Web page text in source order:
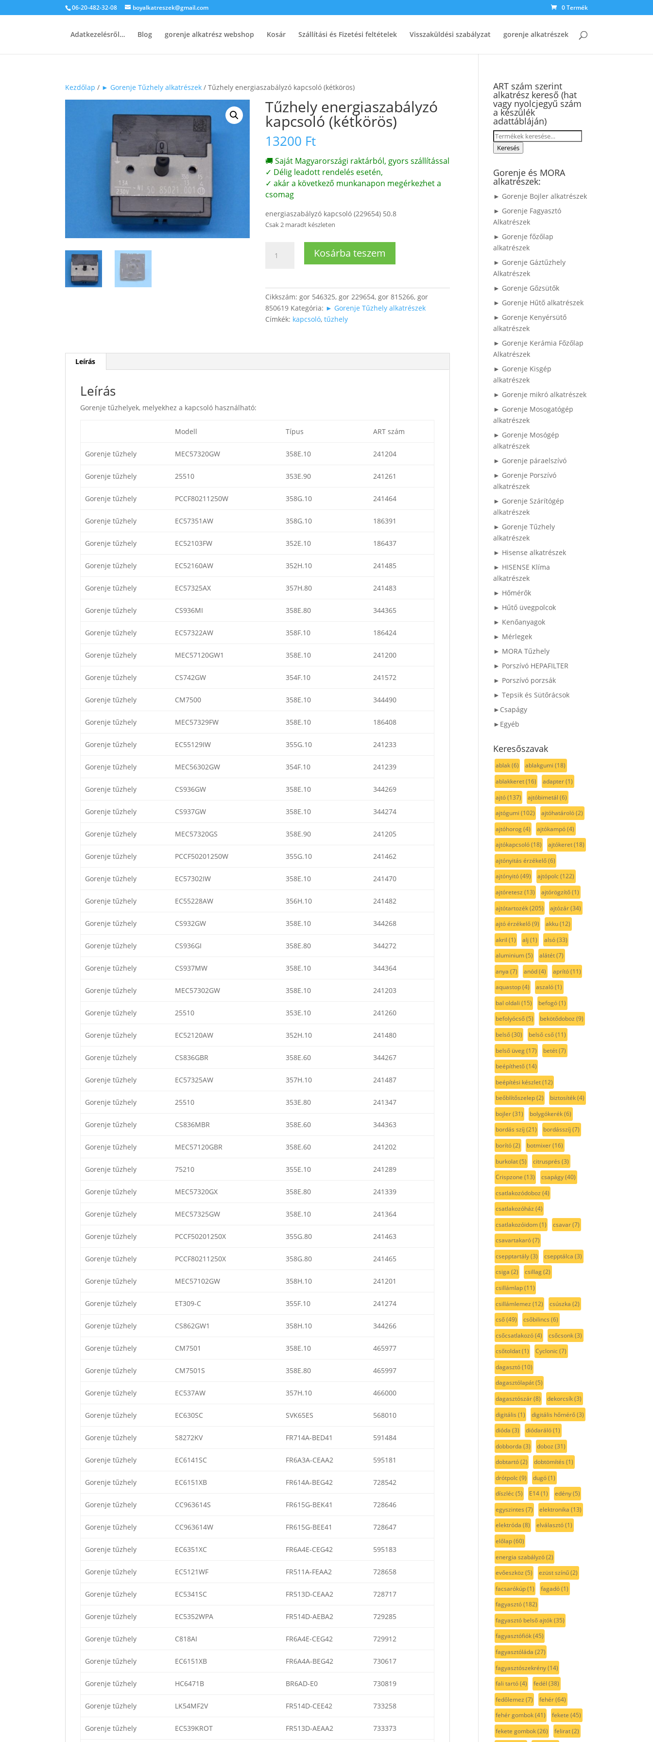
06-20-482-32-08 boyalkatreszek@gmail.com 0 Termék
Adatkezelésről… Blog gorenje alkatrész webshop Kosár Szállítási és Fizetési feltételek Visszaküldési szabályzat gorenje alkatrészek
Kezdőlap / ► Gorenje Tűzhely alkatrészek / Tűzhely energiaszabályzó kapcsoló (kétkörös)
Tűzhely energiaszabályzó
kapcsoló (kétkörös)
13200 Ft
🚚 Saját Magyarországi raktárból, gyors szállítással
✓ Délig leadott rendelés esetén,
✓ akár a következő munkanapon megérkezhet a
csomag
energiaszabályzó kapcsoló (229654) 50.8
Csak 2 maradt készleten
energiaszabályzó
mennyiség
Kosárba teszem
Cikkszám:gor 546325, gor 229654, gor 815266, gor
850619 Kategória: ► Gorenje Tűzhely alkatrészek
Címkék: kapcsoló,tűzhely
Leírás
Leírás
Gorenje tűzhelyek, melyekhez a kapcsoló használható:
Modell Típus ART szám
Gorenje tűzhely MEC57320GW 358E.10 241204
Gorenje tűzhely 25510 353E.90 241261
Gorenje tűzhely PCCF80211250W 358G.10 241464
Gorenje tűzhely EC57351AW 358G.10 186391
Gorenje tűzhely EC52103FW 352E.10 186437
Gorenje tűzhely EC52160AW 352H.10 241485
Gorenje tűzhely EC57325AX 357H.80 241483
Gorenje tűzhely CS936MI 358E.80 344365
Gorenje tűzhely EC57322AW 358F.10 186424
Gorenje tűzhely MEC57120GW1 358E.10 241200
Gorenje tűzhely CS742GW 354F.10 241572
Gorenje tűzhely CM7500 358E.10 344490
Gorenje tűzhely MEC57329FW 358E.10 186408
Gorenje tűzhely EC55129IW 355G.10 241233
Gorenje tűzhely MEC56302GW 354F.10 241239
Gorenje tűzhely CS936GW 358E.10 344269
Gorenje tűzhely CS937GW 358E.10 344274
Gorenje tűzhely MEC57320GS 358E.90 241205
Gorenje tűzhely PCCF50201250W 355G.10 241462
Gorenje tűzhely EC57302IW 358E.10 241470
Gorenje tűzhely EC55228AW 356H.10 241482
Gorenje tűzhely CS932GW 358E.10 344268
Gorenje tűzhely CS936GI 358E.80 344272
Gorenje tűzhely CS937MW 358E.10 344364
Gorenje tűzhely MEC57302GW 358E.10 241203
Gorenje tűzhely 25510 353E.10 241260
Gorenje tűzhely EC52120AW 352H.10 241480
Gorenje tűzhely CS836GBR 358E.60 344267
Gorenje tűzhely EC57325AW 357H.10 241487
Gorenje tűzhely 25510 353E.80 241347
Gorenje tűzhely CS836MBR 358E.60 344363
Gorenje tűzhely MEC57120GBR 358E.60 241202
Gorenje tűzhely 75210 355E.10 241289
Gorenje tűzhely MEC57320GX 358E.80 241339
Gorenje tűzhely MEC57325GW 358E.10 241364
Gorenje tűzhely PCCF50201250X 355G.80 241463
Gorenje tűzhely PCCF80211250X 358G.80 241465
Gorenje tűzhely MEC57102GW 358H.10 241201
Gorenje tűzhely ET309-C 355F.10 241274
Gorenje tűzhely CS862GW1 358H.10 344266
Gorenje tűzhely CM7501 358E.10 465977
Gorenje tűzhely CM7501S 358E.80 465997
Gorenje tűzhely EC537AW 357H.10 466000
Gorenje tűzhely EC630SC SVK65ES 568010
Gorenje tűzhely S8272KV FR714A-BED41 591484
Gorenje tűzhely EC6141SC FR6A3A-CEAA2 595181
Gorenje tűzhely EC6151XB FR614A-BEG42 728542
Gorenje tűzhely CC963614S FR615G-BEK41 728646
Gorenje tűzhely CC963614W FR615G-BEE41 728647
Gorenje tűzhely EC6351XC FR6A4E-CEG42 595183
Gorenje tűzhely EC5121WF FR511A-FEAA2 728658
Gorenje tűzhely EC5341SC FR513D-CEAA2 728717
Gorenje tűzhely EC5352WPA FR514D-AEBA2 729285
Gorenje tűzhely C818AI FR6A4E-CEG42 729912
Gorenje tűzhely EC6151XB FR6A4A-BEG42 730617
Gorenje tűzhely HC6471B BR6AD-E0 730819
Gorenje tűzhely LK54MF2V FR514D-CEE42 733258
Gorenje tűzhely EC539KROT FR513D-AEAA2 733373
ART szám szerint
alkatrész kereső (hat
vagy nyolcjegyű szám
a készülék
adattábláján)
Keresés
a Keresés
Gorenje és MORA
alkatrészek:
► Gorenje Bojler alkatrészek
► Gorenje Fagyasztó
Alkatrészek
► Gorenje főzőlap
alkatrészek
► Gorenje Gáztűzhely
Alkatrészek
► Gorenje Gőzsütők
► Gorenje Hűtő alkatrészek
► Gorenje Kenyérsütő
alkatrészek
► Gorenje Kerámia Főzőlap
Alkatrészek
► Gorenje Kisgép
alkatrészek
► Gorenje mikró alkatrészek
► Gorenje Mosogatógép
alkatrészek
► Gorenje Mosógép
alkatrészek
► Gorenje páraelszívó
► Gorenje Porszívó
alkatrészek
► Gorenje Szárítógép
alkatrészek
► Gorenje Tűzhely
alkatrészek
► Hisense alkatrészek
► HISENSE Klíma
alkatrészek
► Hőmérők
► Hűtő üvegpolcok
► Kenőanyagok
► Mérlegek
► MORA Tűzhely
► Porszívó HEPAFILTER
► Porszívó porzsák
► Tepsik és Sütőrácsok
►Csapágy
►Egyéb
Keresőszavak
ablak(6) ablakgumi (18)
ablakkeret(16) adapter(1)
ajtó(137) ajtóbimetál (6)
ajtógumi (102) ajtóhatároló(2)
ajtóhorog(4) ajtókampó(4)
ajtókapcsoló(18) ajtókeret(18)
ajtónyitás érzékelő(6)
ajtónyitó(49) ajtópolc(122)
ajtóretesz (13) ajtórögzítő(1)
ajtótartozék(205) ajtózár(34)
ajtó érzékelő(9) akku(12)
akril (1) alj (1) alsó(33)
aluminium(5) alátét(7)
anya (7) anód(4) aprító(11)
aquastop(4) aszaló(1)
bal oldali (15) befogó(1)
befolyócső(5) bekötődoboz (9)
belső(30) belső cső(11)
belső üveg(17) betét(7)
beépíthető(14)
beépítési készlet(12)
beőblítőszelep(2) biztosíték(4)
bojler(31) bolygókerék(6)
bordás szíj (21) bordásszíj (7)
borító(2) botmixer(16)
burkolat(5) citrusprés (3)
Crispzone (13) csapágy(40)
csatlakozódoboz (4)
csatlakozóház (4)
csatlakozóidom(1) csavar(7)
csavartakaró(7)
csepptartály(3) csepptálca (3)
csiga (2) csillag(2)
csillámlap(11)
csillámlemez (12) csúszka (2)
cső(49) csőbilincs (6)
csőcsatlakozó(4) csőcsonk(3)
csőtoldat(1) Cyclonic(7)
dagasztó(10)
dagasztólapát(5)
dagasztószár(8) dekorcsík(3)
digitális (1) digitális hőmérő(3)
dióda (3) diódaráló(1)
dobborda (3) doboz (31)
dobtartó(2) dobtömítés (1)
drótpolc(9) dugó(1)
díszléc(5) E14(1) edény(5)
egyszintes (7) elektronika (13)
elektróda (8) elválasztó(1)
előlap(60)
energia szabályzó(2)
evőeszköz (5) ezüst színű(2)
facsarókúp(1) fagadó(1)
fagyasztó(182)
fagyasztó belső ajtók(35)
fagyasztófiók(45)
fagyasztóláda (27)
fagyasztószekrény(14)
fali tartó(4) fedél (38)
fedőlemez (7) fehér(64)
fehér gombok(41) fekete (45)
fekete gombok(26) felirat(2)